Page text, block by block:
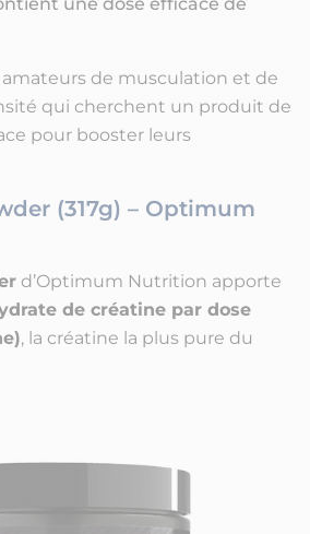
amateurs de musculation et de
qui cherchent un produit de
pour booster leurs
(317g) – Optimum
d’Optimum Nutrition apporte
de créatine par dose
, la créatine la plus pure du